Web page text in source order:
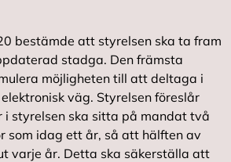
bestämde att styrelsen ska ta fram
stadga. Den främsta
möjligheten till att deltaga i
väg. Styrelsen föreslår
styrelsen ska sitta på mandat två
som idag ett år, så att hälften av
varje år. Detta ska säkerställa att